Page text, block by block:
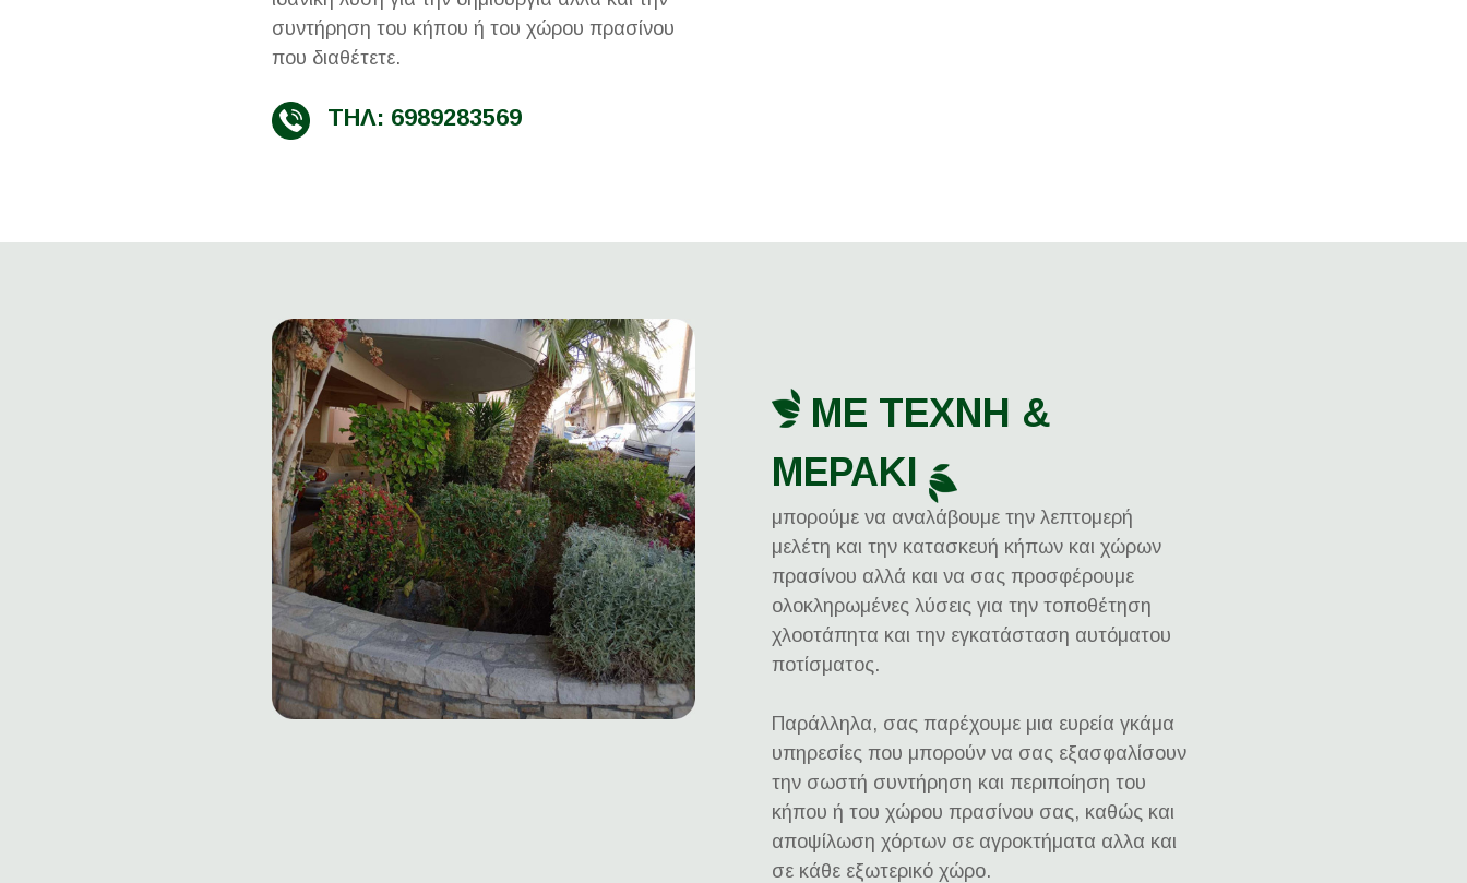
συντήρηση του κήπου ή του χώρου πρασίνου
που διαθέτετε.
ΤΗΛ: 6989283569
ΜΕ ΤΕΧΝΗ &
ΜΕΡΑΚΙ
μπορούμε να αναλάβουμε την λεπτομερή
μελέτη και την κατασκευή κήπων και χώρων
πρασίνου αλλά και να σας προσφέρουμε
ολοκληρωμένες λύσεις για την τοποθέτηση
χλοοτάπητα και την εγκατάσταση αυτόματου
ποτίσματος.
Παράλληλα, σας παρέχουμε μια ευρεία γκάμα
υπηρεσίες που μπορούν να σας εξασφαλίσουν
την σωστή συντήρηση και περιποίηση του
κήπου ή του χώρου πρασίνου σας, καθώς και
αποψίλωση χόρτων σε αγροκτήματα αλλα και
σε κάθε εξωτερικό χώρο.